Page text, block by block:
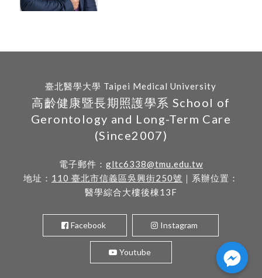
臺北醫學大學 Taipei Medical University
高齡健康暨長期照護學系 School of
Gerontology and Long-Term Care
(Since2007)
電子郵件： gltc6338@tmu.edu.tw
地址： 110 臺北市信義區吳興街250號 ｜系辦位置：
醫學綜合大樓後棟13F
Facebook Instagram
Youtube